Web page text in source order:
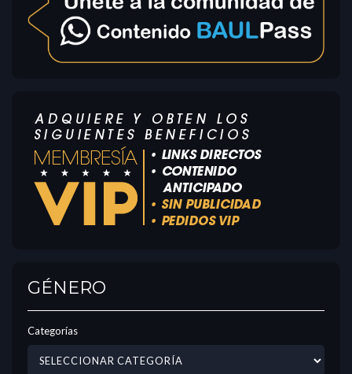
GÉNERO
Categorías